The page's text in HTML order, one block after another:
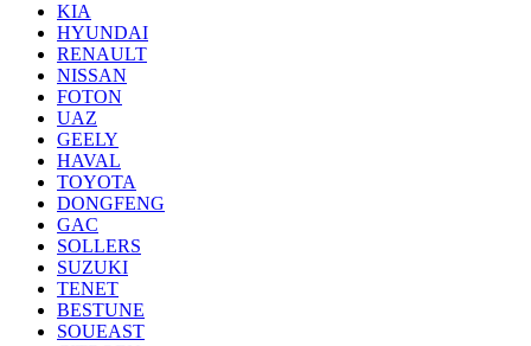
KIA
HYUNDAI
RENAULT
NISSAN
FOTON
UAZ
GEELY
HAVAL
TOYOTA
DONGFENG
GAC
SOLLERS
SUZUKI
TENET
BESTUNE
SOUEAST